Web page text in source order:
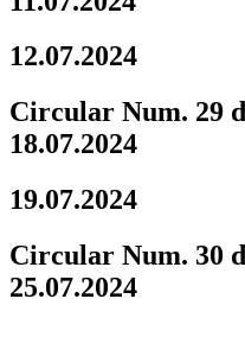
12.07.2024
Circular Num. 29
18.07.2024
19.07.2024
Circular Num. 30
25.07.2024